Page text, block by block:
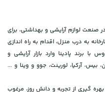
کادوس تولید کننده 11 برند در صنعت لوازم آرایشی و بهداشتی، برای
به درب منزل، اقدام به راه اندازی
برند پادینا وارد بازار آرایشی و
بیس، آرکیا، لورینت، جوو و وینا و ...
گیری از تجربه و دانش روز، مرغوب